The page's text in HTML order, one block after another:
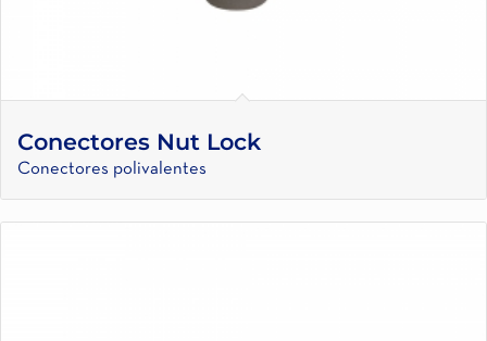
Conectores Nut Lock
Conectores polivalentes